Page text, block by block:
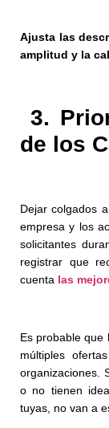
Ajusta las
amplitud y la
3.
de los
Dejar colgados
empresa y los
solicitantes
registrar que
cuenta las
Es probable que
múltiples
organizaciones.
o no tienen
tuyas, no van a